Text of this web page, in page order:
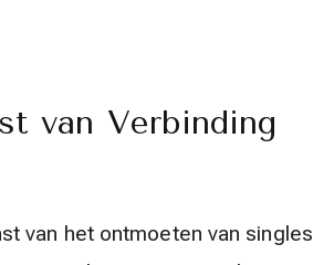
van Verbinding
van het ontmoeten van singles